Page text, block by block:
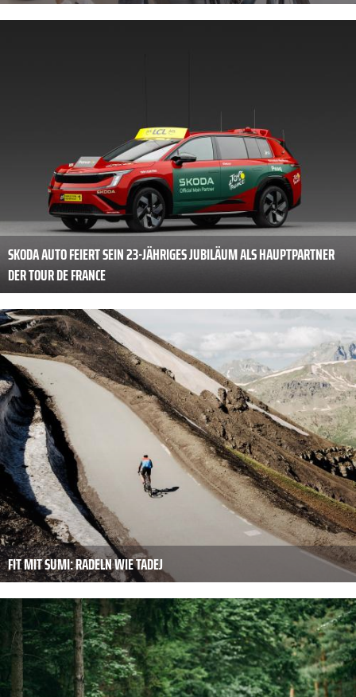
SKODA AUTO FEIERT SEIN 23-JÄHRIGES JUBILÄUM ALS HAUPTPARTNER
DER TOUR DE FRANCE
FIT MIT SUMI: RADELN WIE TADEJ